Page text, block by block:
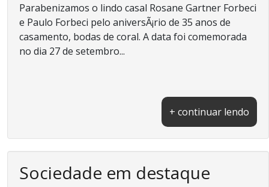
Parabenizamos o lindo casal Rosane Gartner Forbeci
e Paulo Forbeci pelo aniversÃ¡rio de 35 anos de
casamento, bodas de coral. A data foi comemorada
no dia 27 de setembro...
+ continuar lendo
Sociedade em destaque